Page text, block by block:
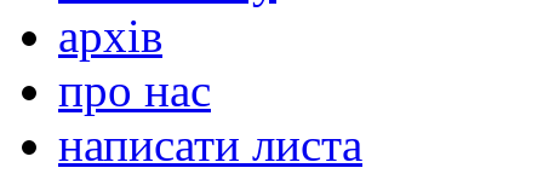
архів
про нас
написати листа